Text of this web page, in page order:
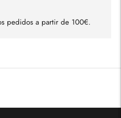
pedidos a partir de 100€.